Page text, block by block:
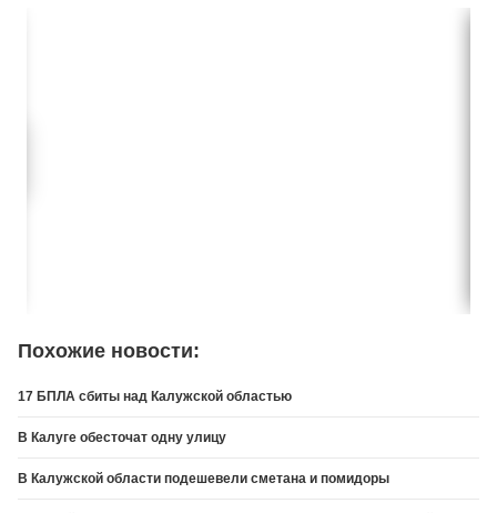
Похожие новости:
17 БПЛА сбиты над Калужской областью
В Калуге обесточат одну улицу
В Калужской области подешевели сметана и помидоры